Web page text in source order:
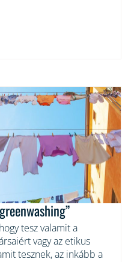
tesz valamit a
vagy az etikus
tesznek, az inkább a